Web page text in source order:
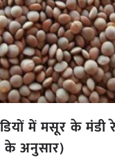
में मसूर के
के अनुसार)